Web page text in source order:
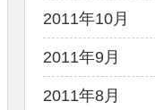
2011年10月
2011年9月
2011年8月